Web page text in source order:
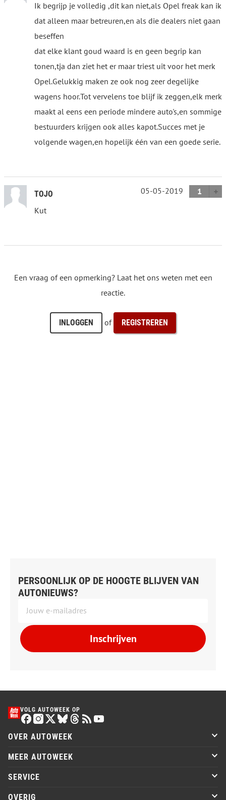
Ik begrijp je volledig ,dit kan niet,als Opel freak kan ik
dat alleen maar betreuren,en als die dealers niet gaan
beseffen
dat elke klant goud waard is en geen begrip kan
tonen,tja dan ziet het er maar triest uit voor het merk
Opel.Gelukkig maken ze ook nog zeer degelijke
wagens hoor.Tot vervelens toe blijf ik zeggen,elk merk
maakt al eens een periode mindere auto's,en sommige
bestuurders krijgen ook alles kapot.Succes met je
volgende wagen,en hopelijk één van een goede serie.
TOJO 05-05-2019
1
Kut
Een vraag of een opmerking? Laat het ons weten met een
reactie.
INLOGGEN of REGISTREREN
PERSOONLIJK OP DE HOOGTE BLIJVEN VAN
AUTONIEUWS?
Inschrijven
VOLG AUTOWEEK OP
OVER AUTOWEEK
MEER AUTOWEEK
SERVICE
OVERIG